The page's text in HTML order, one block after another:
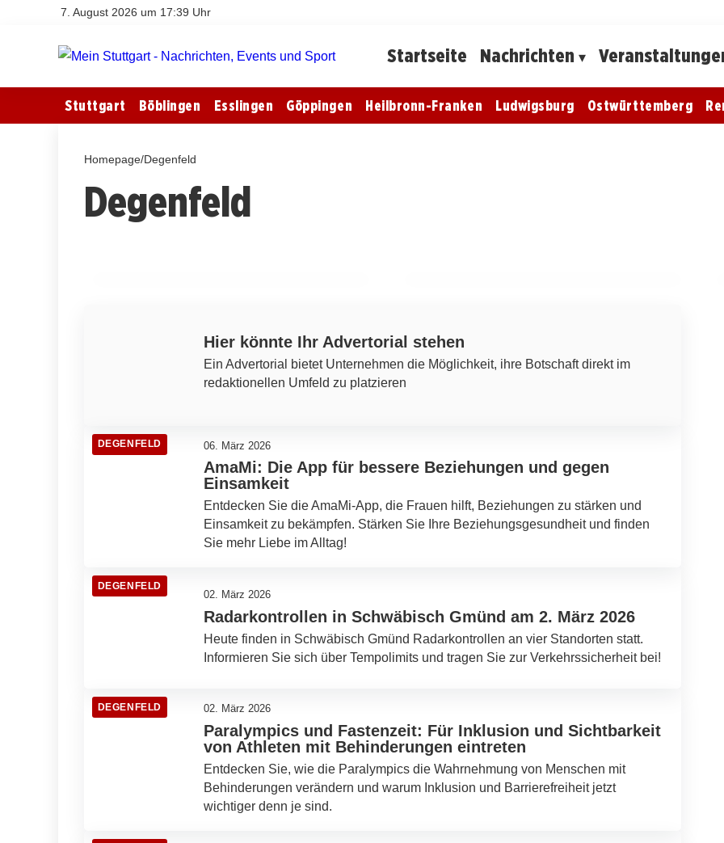
7. August 2026 um 17:39 Uhr
Startseite Nachrichten
Stuttgart Böblingen Esslingen Göppingen Heilbronn-Franken Ludwigsburg Ostwürttemberg
Homepage/Degenfeld
Degenfeld
29. April 2026
Wernigerode: Ein Geheimtipp am Harz
Hier könnte Ihr Advertorial stehen
Ein Advertorial bietet Unternehmen die Möglichkeit, ihre Botschaft direkt im
redaktionellen Umfeld zu platzieren
DEGENFELD 06. März 2026
AmaMi: Die App für bessere Beziehungen und gegen
Einsamkeit
Entdecken Sie die AmaMi-App, die Frauen hilft, Beziehungen zu stärken und
Einsamkeit zu bekämpfen. Stärken Sie Ihre Beziehungsgesundheit und finden
Sie mehr Liebe im Alltag!
DEGENFELD
02. März 2026
Radarkontrollen in Schwäbisch Gmünd am 2. März 2026
Heute finden in Schwäbisch Gmünd Radarkontrollen an vier Standorten statt.
Informieren Sie sich über Tempolimits und tragen Sie zur Verkehrssicherheit bei!
DEGENFELD 02. März 2026
Paralympics und Fastenzeit: Für Inklusion und Sichtbarkeit
von Athleten mit Behinderungen eintreten
Entdecken Sie, wie die Paralympics die Wahrnehmung von Menschen mit
Behinderungen verändern und warum Inklusion und Barrierefreiheit jetzt
wichtiger denn je sind.